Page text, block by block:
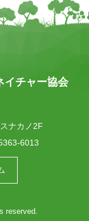
イチャー協会
ナカノ2F
6013
reserved.